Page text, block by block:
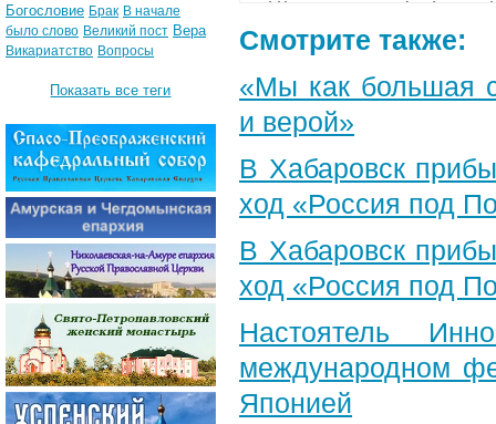
Смотрите также:
«Мы как большая
и верой»
В Хабаровск
ход «Россия под
В Хабаровск
ход «Россия под
Настоятель
международном
Японией
Богословие Брак В начале
было слово Великий пост Вера
Викариатство Вопросы
Показать все теги